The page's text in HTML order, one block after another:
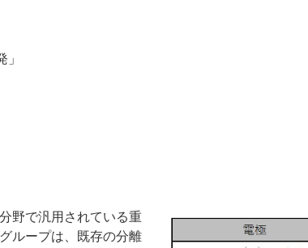
野で汎用されている重
ループは、既存の分離